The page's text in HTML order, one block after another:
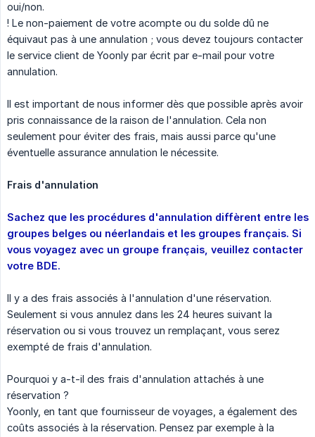
oui/non.
! Le non-paiement de votre acompte ou du solde dû ne
équivaut pas à une annulation ; vous devez toujours contacter
le service client de Yoonly par écrit par e-mail pour votre
annulation.
Il est important de nous informer dès que possible après avoir
pris connaissance de la raison de l'annulation. Cela non
seulement pour éviter des frais, mais aussi parce qu'une
éventuelle assurance annulation le nécessite.
Frais d'annulation
Sachez que les procédures d'annulation diffèrent entre les
groupes belges ou néerlandais et les groupes français. Si
vous voyagez avec un groupe français, veuillez contacter
votre BDE.
Il y a des frais associés à l'annulation d'une réservation.
Seulement si vous annulez dans les 24 heures suivant la
réservation ou si vous trouvez un remplaçant, vous serez
exempté de frais d'annulation.
Pourquoi y a-t-il des frais d'annulation attachés à une
réservation ?
Yoonly, en tant que fournisseur de voyages, a également des
coûts associés à la réservation. Pensez par exemple à la